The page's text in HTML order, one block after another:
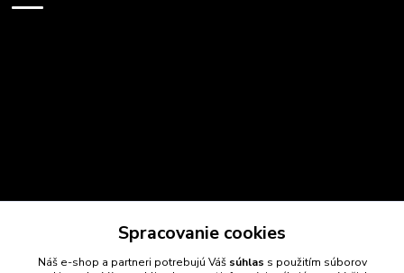
Spracovanie cookies
Náš e-shop a partneri potrebujú Váš súhlas s použitím súborov